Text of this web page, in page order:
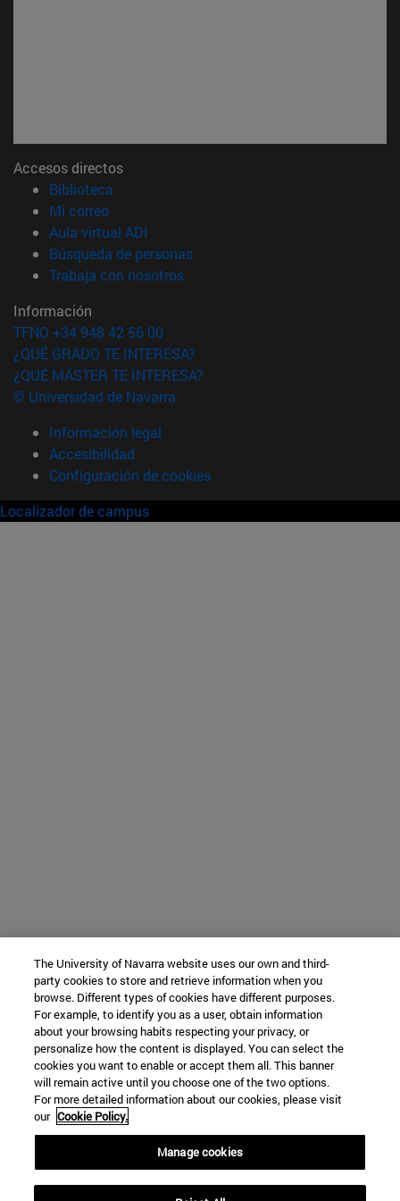
Accesos directos
Biblioteca
Mi correo(abre en nueva ventana)
Aula virtual ADI
Búsqueda de personas(abre en nueva ventana)
Trabaja con nosotros(abre en nueva ventana)
Información
TFNO +34 948 42 56 00
¿QUÉ GRADO TE INTERESA?
¿QUÉ MÁSTER TE INTERESA?
© Universidad de Navarra
Información legal
Accesibilidad
Configuración de cookies
Localizador de campus
The University of Navarra website uses our own and third-
party cookies to store and retrieve information when you
browse. Different types of cookies have different purposes.
For example, to identify you as a user, obtain information
about your browsing habits respecting your privacy, or
personalize how the content is displayed. You can select the
cookies you want to enable or accept them all. This banner
will remain active until you choose one of the two options.
For more detailed information about our cookies, please visit
our Cookie Policy.
Manage cookies